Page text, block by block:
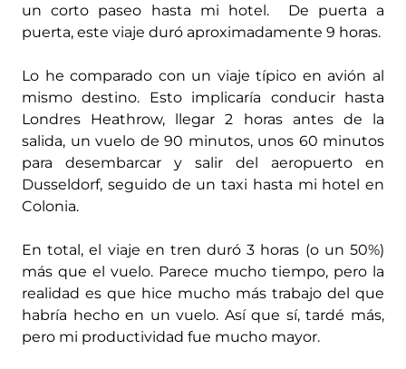
un corto paseo hasta mi hotel. De puerta a
puerta, este viaje duró aproximadamente 9 horas.
Lo he comparado con un viaje típico en avión al
mismo destino. Esto implicaría conducir hasta
Londres Heathrow, llegar 2 horas antes de la
salida, un vuelo de 90 minutos, unos 60 minutos
para desembarcar y salir del aeropuerto en
Dusseldorf, seguido de un taxi hasta mi hotel en
Colonia.
En total, el viaje en tren duró 3 horas (o un 50%)
más que el vuelo. Parece mucho tiempo, pero la
realidad es que hice mucho más trabajo del que
habría hecho en un vuelo. Así que sí, tardé más,
pero mi productividad fue mucho mayor.